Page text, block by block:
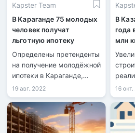
Kapster Team
В Караганде 75 молодых
человек получат
льготную ипотеку
Определены претенденты
на получение молодёжной
ипотеки в Караганде,
передает
информационная служба
kn.kz со ссылкой на
акимат Карагандинской
области. Инициатором
19 авг. 2022
В
года
млн
жилья
и
16